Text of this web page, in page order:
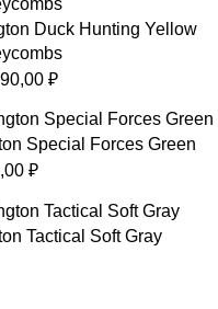
Duck Hunting Yellow
₽.
₽Текущая
15990,00 ₽.
Special Forces Green
₽.
₽Текущая
Tactical Soft Gray